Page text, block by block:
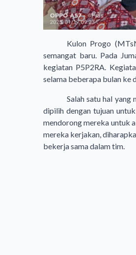
Kulon Progo
semangat baru. Pada
kegiatan P5P2RA.
selama beberapa bulan ke
Salah satu hal yang
dipilih dengan tujuan
mendorong mereka untuk
mereka kerjakan,
bekerja sama dalam tim.